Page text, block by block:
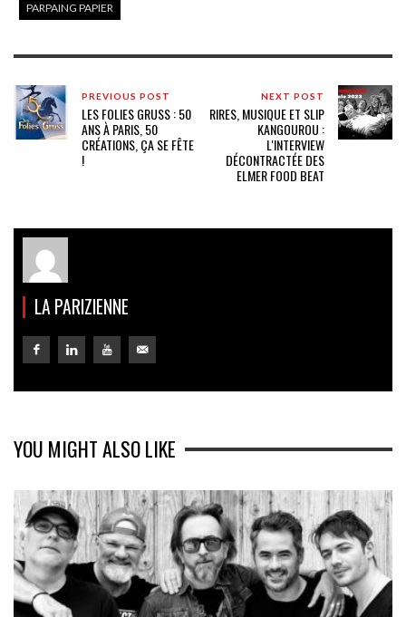
PARPAING PAPIER
PREVIOUS POST
LES FOLIES GRUSS : 50
ANS À PARIS, 50
CRÉATIONS, ÇA SE FÊTE
!
NEXT POST
RIRES, MUSIQUE ET SLIP
KANGOUROU :
L'INTERVIEW
DÉCONTRACTÉE DES
ELMER FOOD BEAT
LA PARIZIENNE
YOU MIGHT ALSO LIKE